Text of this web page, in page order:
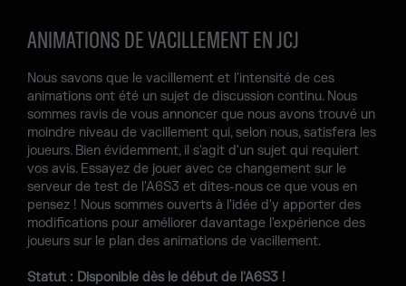
ANIMATIONS DE VACILLEMENT EN JCJ
Nous savons que le vacillement et l'intensité de ces
animations ont été un sujet de discussion continu. Nous
sommes ravis de vous annoncer que nous avons trouvé un
moindre niveau de vacillement qui, selon nous, satisfera les
joueurs. Bien évidemment, il s'agit d'un sujet qui requiert
vos avis. Essayez de jouer avec ce changement sur le
serveur de test de l'A6S3 et dites-nous ce que vous en
pensez ! Nous sommes ouverts à l'idée d'y apporter des
modifications pour améliorer davantage l'expérience des
joueurs sur le plan des animations de vacillement.
Statut : Disponible dès le début de l'A6S3 !